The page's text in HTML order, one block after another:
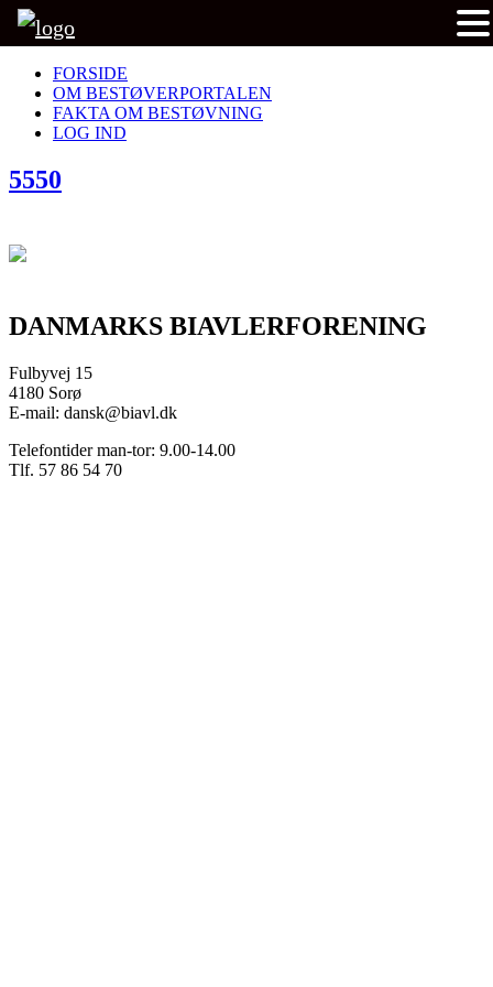
FORSIDE
OM BESTØVERPORTALEN
FAKTA OM BESTØVNING
LOG IND
5550
DANMARKS BIAVLERFORENING
Fulbyvej 15
4180 Sorø
E-mail: dansk@biavl.dk
Telefontider man-tor: 9.00-14.00
Tlf. 57 86 54 70